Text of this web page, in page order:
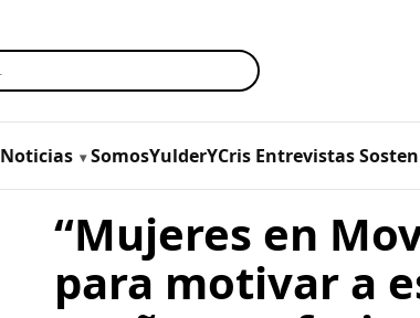
Noticias SomosYulderYCris Entrevistas
“Mujeres en
para motivar a